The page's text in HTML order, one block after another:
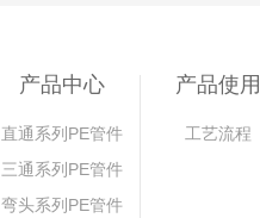
产品中心
直通系列PE管件
三通系列PE管件
弯头系列PE管件
产品使用
工艺流程